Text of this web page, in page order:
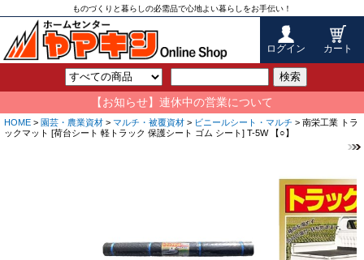
ものづくりと暮らしの必需品で心地よい暮らしをお手伝い！
ログイン カート
検索
【お知らせ】連休中の営業について
HOME > 園芸・農業資材 > マルチ・被覆資材 > ビニールシート・マルチ > 南栄工業 トラ
ックマット [荷台シート 軽トラック 保護シート ゴム シート] T-5W 【○】